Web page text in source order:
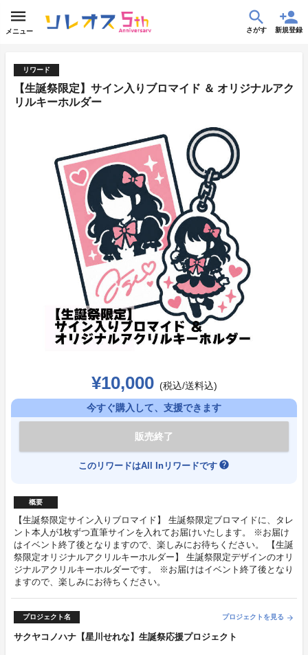
メニュー さがす 新規登録
リワード
【生誕祭限定】サイン入りブロマイド ＆ オリジナルアク
リルキーホルダー
¥10,000 (税込/送料込)
今すぐ購入して、支援できます
販売終了
このリワードはAll Inリワードです help
概要
【生誕祭限定サイン入りブロマイド】 生誕祭限定ブロマイドに、タレ
ント本人が1枚ずつ直筆サインを入れてお届けいたします。 ※お届け
はイベント終了後となりますので、楽しみにお待ちください。 【生誕
祭限定オリジナルアクリルキーホルダー】 生誕祭限定デザインのオリ
ジナルアクリルキーホルダーです。 ※お届けはイベント終了後となり
ますので、楽しみにお待ちください。
プロジェクト名 プロジェクトを見る arrow_forward
サクヤコノハナ【星川せれな】生誕祭応援プロジェクト